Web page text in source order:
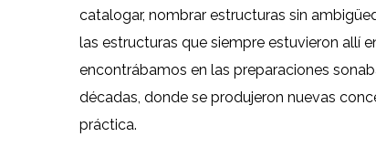
catalogar, nombrar estructuras sin
las estructuras que siempre estuvieron allí
encontrábamos en las preparaciones
décadas, donde se produjeron nuevas
práctica.